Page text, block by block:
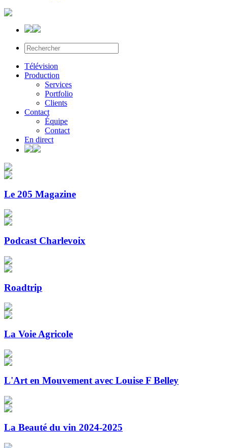
Télévision
Production
Services
Portfolio
Clients
Contact
Équipe
Contact
En direct
Le 205 Magazine
Podcast Charlevoix
Roadtrip
La Voie Agricole
L'Art en Mouvement avec Louise F Belley
La Beauté du vin 2024-2025